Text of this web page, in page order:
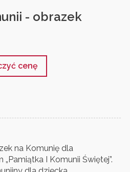
- obrazek
cenę
na Komunię dla
I Komunii Świętej”.